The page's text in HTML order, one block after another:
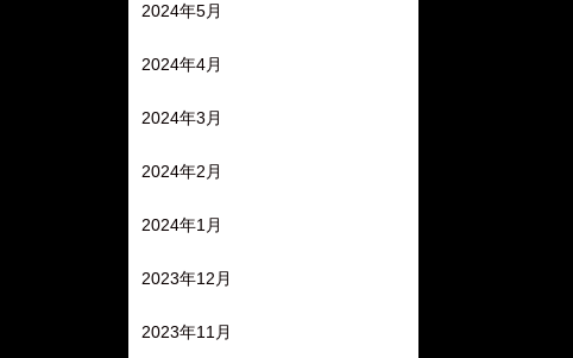
2024年5月
2024年4月
2024年3月
2024年2月
2024年1月
2023年12月
2023年11月